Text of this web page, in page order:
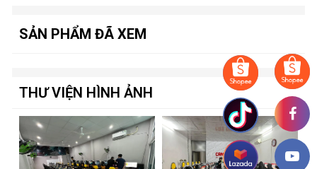
SẢN PHẨM ĐÃ XEM
THƯ VIỆN HÌNH ẢNH